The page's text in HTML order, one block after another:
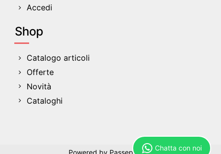
Chatta con noi
Accedi
Shop
Catalogo articoli
Offerte
Novità
Cataloghi
Powered by Passepartout